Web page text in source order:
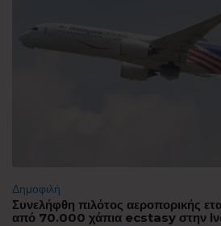
Δημοφιλή
Συνελήφθη πιλότος αεροπορικής
από 70.000 χάπια ecstasy στην